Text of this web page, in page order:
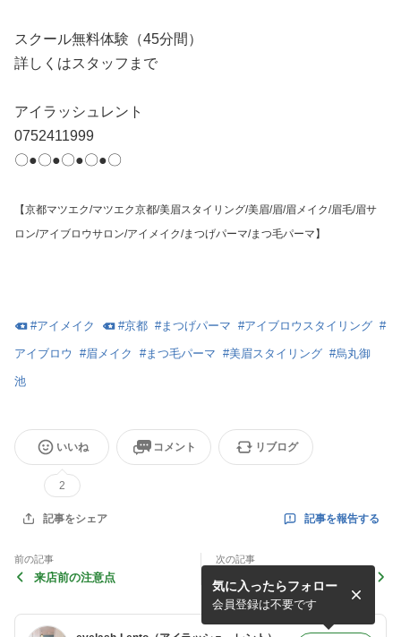
スクール無料体験（45分間）
詳しくはスタッフまで
アイラッシュレント
0752411999
〇●〇●〇●〇●〇
【京都マツエク/マツエク京都/美眉スタイリング/美眉/眉/眉メイク/眉毛/眉サ
ロン/アイブロウサロン/アイメイク/まつげパーマ/まつ毛パーマ】
#アイメイク #京都 #まつげパーマ #アイブロウスタイリング #
アイブロウ #眉メイク #まつ毛パーマ #美眉スタイリング #烏丸御
池
いいね
2
コメント リブログ
記事をシェア 記事を報告する
前の記事
来店前の注意点
次の記事
気に入ったらフォロー
会員登録は不要です